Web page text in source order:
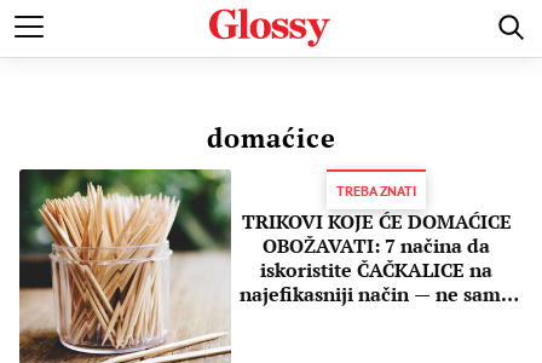
POZNATI MODA I LEPOTA ZDRAVI I SREĆNI LJUBAV
domaćice
TREBA ZNATI
TRIKOVI KOJE ĆE DOMAĆICE
OBOŽAVATI: 7 načina da
iskoristite ČAČKALICE na
najefikasniji način — ne samo